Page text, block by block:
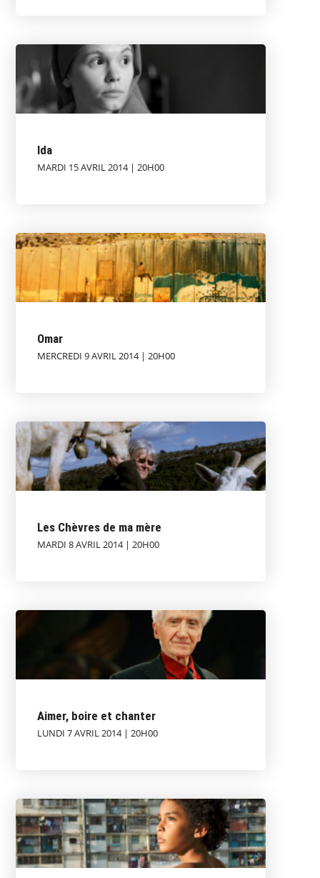
Ida
MARDI 15 AVRIL 2014 | 20H00
Omar
MERCREDI 9 AVRIL 2014 | 20H00
Les Chèvres de ma mère
MARDI 8 AVRIL 2014 | 20H00
Aimer, boire et chanter
LUNDI 7 AVRIL 2014 | 20H00